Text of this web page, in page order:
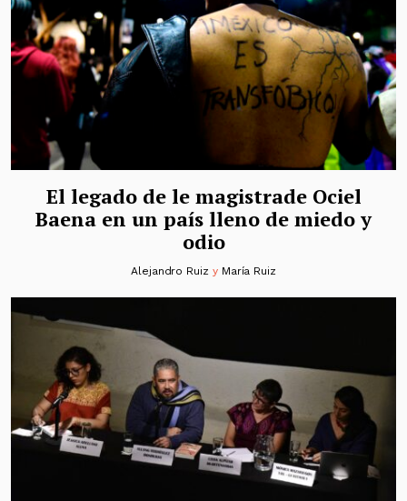
El legado de le magistrade Ociel
Baena en un país lleno de miedo y
odio
Alejandro Ruiz y María Ruiz